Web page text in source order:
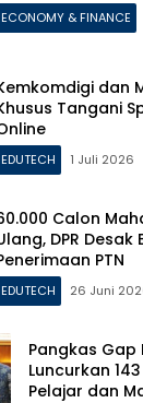
ECONOMY & FINANCE
dan
Tangani
EDUTECH 1 Juli 2026
Calon
DPR
PTN
EDUTECH 26 Juni
Pangkas Gap
Luncurkan
Pelajar dan